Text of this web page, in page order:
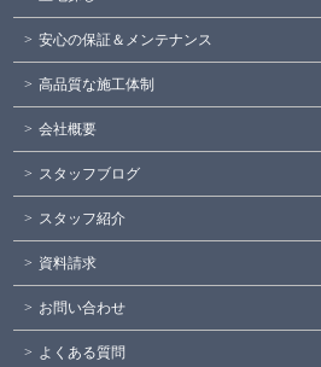
安心の保証＆メンテナンス
高品質な施工体制
会社概要
スタッフブログ
スタッフ紹介
資料請求
お問い合わせ
よくある質問